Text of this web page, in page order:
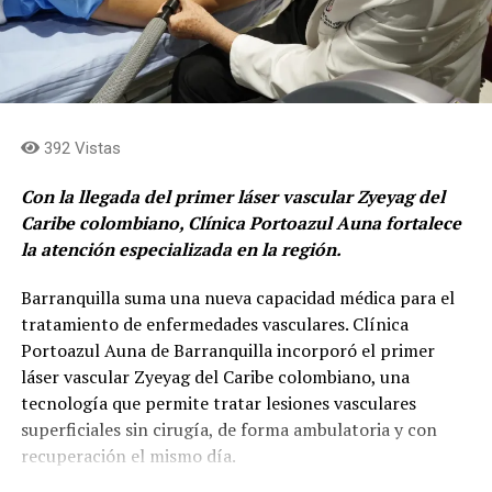
obtuvo el segundo lugar, seguido por Estados Unidos en
el tercer puesto.
El proyecto
La propuesta ganadora, integra ciencia, tecnología,
quebradas de Medellín.
El reconocimiento fue otorgado al proyecto
desarrollado por los estudiantes para contribuir a la
regeneración de la quebrada La Volcana, un afluente que
atraviesa el sur del Valle de Aburrá y enfrenta
importantes retos ambientales.
“Young Innovators por water regeneration”,es el
nombre del proyecto nació en MDE Challenge, una
estrategia que busca que los jóvenes creen soluciones a
392 Vistas
Con la llegada del primer láser vascular Zyeyag del
Caribe colombiano, Clínica Portoazul Auna fortalece
la atención especializada en la región.
Barranquilla suma una nueva capacidad médica para el
tratamiento de enfermedades vasculares. Clínica
Portoazul Auna de Barranquilla incorporó el primer
láser vascular Zyeyag del Caribe colombiano, una
tecnología que permite tratar lesiones vasculares
superficiales sin cirugía, de forma ambulatoria y con
recuperación el mismo día.